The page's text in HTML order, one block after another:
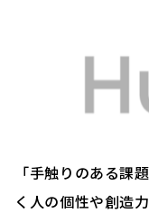
「手触りのある課
く人の個性や創造